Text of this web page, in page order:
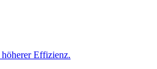
Effizienz.